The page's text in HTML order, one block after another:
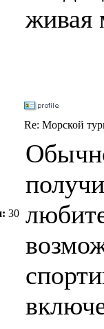
живая
Re: Морской
30